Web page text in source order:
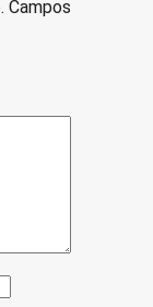
Campos